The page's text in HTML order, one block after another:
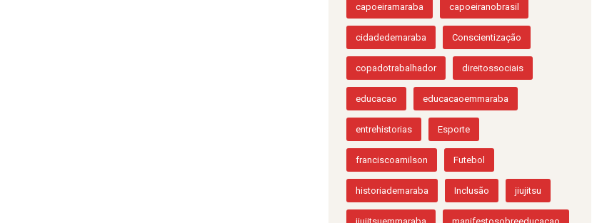
capoeiramaraba capoeiranobrasil
cidadedemaraba Conscientização
copadotrabalhador direitossociais
educacao educacaoemmaraba
entrehistorias Esporte
franciscoarnilson Futebol
historiademaraba Inclusão jiujitsu